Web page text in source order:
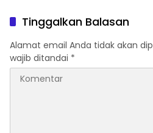
Tinggalkan Balasan
Alamat email Anda tidak akan
wajib ditandai *